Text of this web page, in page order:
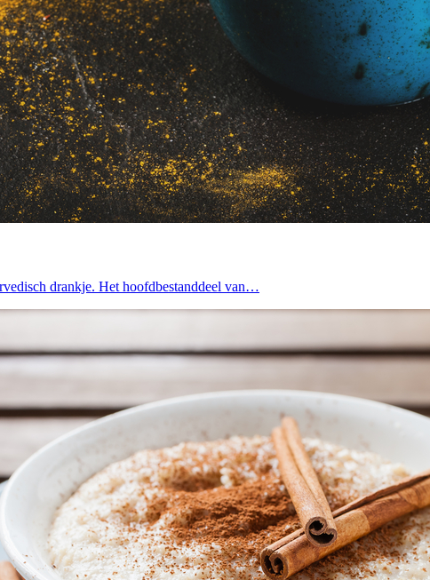
drankje. Het hoofdbestanddeel van…